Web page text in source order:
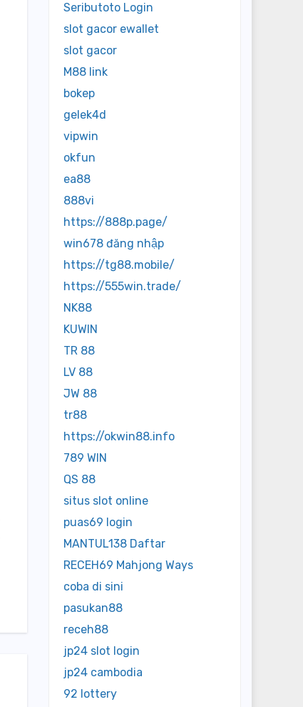
Seributoto Login
slot gacor ewallet
slot gacor
M88 link
bokep
gelek4d
vipwin
okfun
ea88
888vi
https://888p.page/
win678 đăng nhập
https://tg88.mobile/
https://555win.trade/
NK88
KUWIN
TR 88
LV 88
JW 88
tr88
https://okwin88.info
789 WIN
QS 88
situs slot online
puas69 login
MANTUL138 Daftar
RECEH69 Mahjong Ways
coba di sini
pasukan88
receh88
jp24 slot login
jp24 cambodia
92 lottery